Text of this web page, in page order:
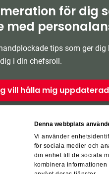
Denna webbplats
Vi använder
för sociala medier och
din enhet till de sociala
kombinera
för dig
med
tips som ger
i din chefsroll.
vill hålla mig
För